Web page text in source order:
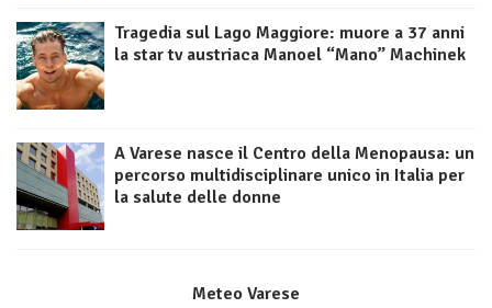
Tragedia sul Lago Maggiore: muore a 37 anni
la star tv austriaca Manoel “Mano” Machinek
A Varese nasce il Centro della Menopausa: un
percorso multidisciplinare unico in Italia per
la salute delle donne
Meteo Varese